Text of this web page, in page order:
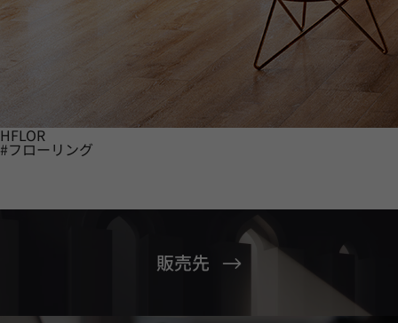
HFLOR
#フローリング
販売先